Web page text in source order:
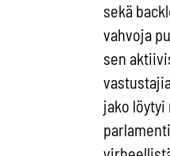
sekä
vahvoja
sen
jako löytyi